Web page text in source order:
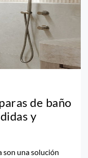
de baño
y
son una solución